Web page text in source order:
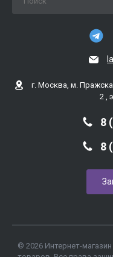
г. Москва, м.
2 ,
8
8
© 2026 Интернет-магазин